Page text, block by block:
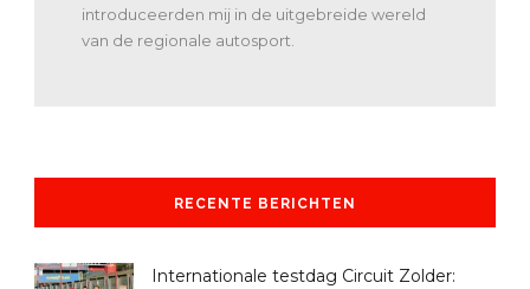
introduceerden mij in de uitgebreide wereld
van de regionale autosport.
RECENTE BERICHTEN
Internationale testdag Circuit Zolder: